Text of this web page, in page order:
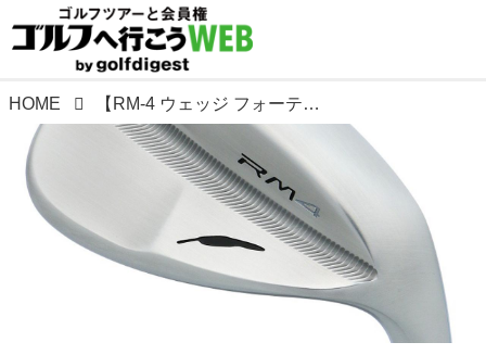
HOME 【RM-4 ウェッジ フォーティーン】芯がヒール寄りで、球を自在に操れる